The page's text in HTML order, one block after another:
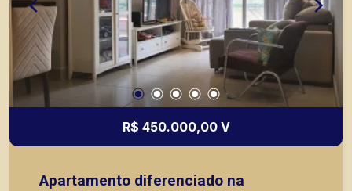
R$ 450.000,00 V
Apartamento diferenciado na